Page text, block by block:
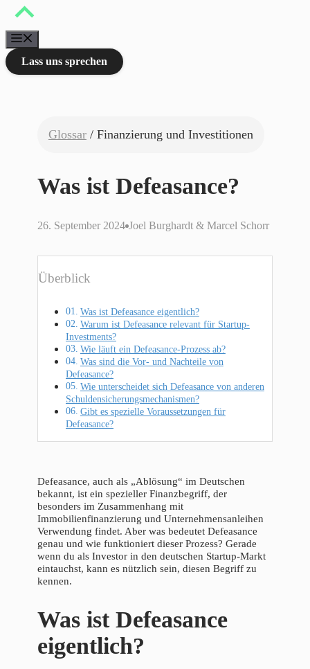
Zum
springen
Lass uns sprechen
Glossar / Finanzierung und Investitionen
Was ist Defeasance?
26. September 2024 Joel Burghardt & Marcel Schorr
Überblick
Was ist Defeasance eigentlich?
Warum ist Defeasance relevant für Startup-
Investments?
Wie läuft ein Defeasance-Prozess ab?
Was sind die Vor- und Nachteile von
Defeasance?
Wie unterscheidet sich Defeasance von anderen
Schuldensicherungsmechanismen?
Gibt es spezielle Voraussetzungen für
Defeasance?
Defeasance, auch als „Ablösung“ im Deutschen
bekannt, ist ein spezieller Finanzbegriff, der
besonders im Zusammenhang mit
Immobilienfinanzierung und Unternehmensanleihen
Verwendung findet. Aber was bedeutet Defeasance
genau und wie funktioniert dieser Prozess? Gerade
wenn du als Investor in den deutschen Startup-Markt
eintauchst, kann es nützlich sein, diesen Begriff zu
kennen.
Was ist Defeasance
eigentlich?